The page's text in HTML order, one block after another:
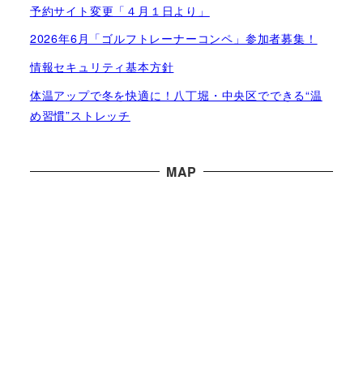
予約サイト変更「４月１日より」
2026年6月「ゴルフトレーナーコンペ」参加者募集！
情報セキュリティ基本方針
体温アップで冬を快適に！八丁堀・中央区でできる“温
め習慣”ストレッチ
MAP